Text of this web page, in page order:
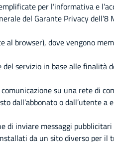
per l’informativa e
del Garante Privacy dell’8
browser), dove vengono
servizio in base alle finalità
su una rete di
dall’abbonato o dall’utente a
inviare messaggi
da un sito diverso per il